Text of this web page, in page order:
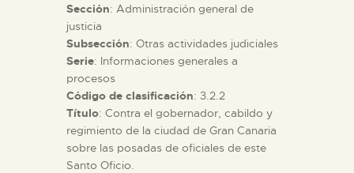
PREPARAR LA VISITA
ACTIVIDADES
█
EL MUSEO
Sección: Administración general de
justicia
Subsección: Otras actividades judiciales
Serie: Informaciones generales a
procesos
Código de clasificación: 3.2.2
Título: Contra el gobernador, cabildo y
regimiento de la ciudad de Gran Canaria
sobre las posadas de oficiales de este
Santo Oficio.